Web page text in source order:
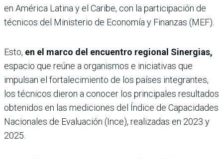
en América Latina y el Caribe, con la participación de
técnicos del Ministerio de Economía y Finanzas (MEF).
Esto, en el marco del encuentro regional Sinergias,
espacio que reúne a organismos e iniciativas que
impulsan el fortalecimiento de los países integrantes,
los técnicos dieron a conocer los principales resultados
obtenidos en las mediciones del Índice de Capacidades
Nacionales de Evaluación (Ince), realizadas en 2023 y
2025.